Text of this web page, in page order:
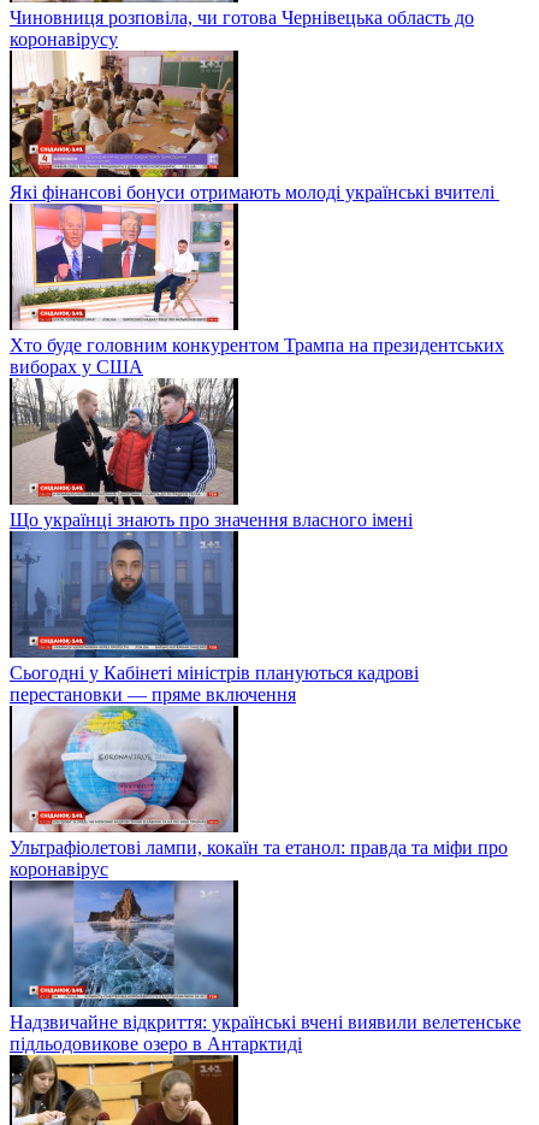
Чиновниця розповіла, чи готова Чернівецька область до
коронавірусу
Які фінансові бонуси отримають молоді українські вчителі
Хто буде головним конкурентом Трампа на президентських
виборах у США
Що українці знають про значення власного імені
Сьогодні у Кабінеті міністрів плануються кадрові
перестановки — пряме включення
Ультрафіолетові лампи, кокаїн та етанол: правда та міфи про
коронавірус
Надзвичайне відкриття: українські вчені виявили велетенське
підльодовикове озеро в Антарктиді